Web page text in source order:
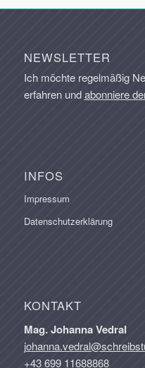
NEWSLETTER
Ich möchte regelmäßig
erfahren undabonniere
INFOS
Impressum
Datenschutzerklärung
KONTAKT
Mag. Johanna Vedral
+43 699 11688868